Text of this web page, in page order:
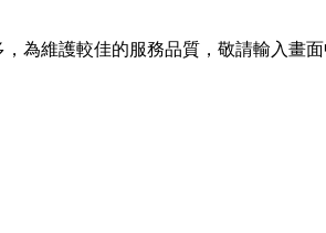
為維護較佳的服務品質，敬請輸入畫